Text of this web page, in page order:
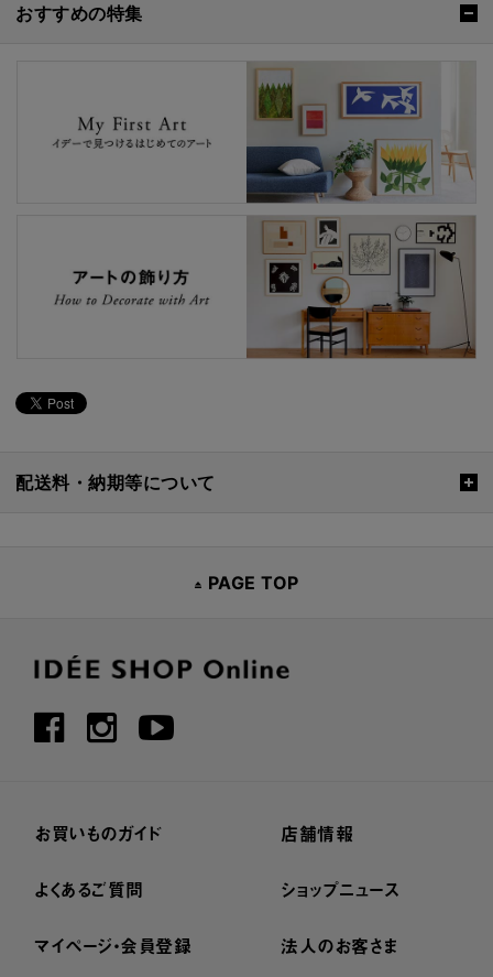
おすすめの特集
配送料・納期等について
PAGE TOP
お買いものガイド
よくあるご質問
マイページ・会員登録
店舗情報
ショップニュース
法人のお客さま